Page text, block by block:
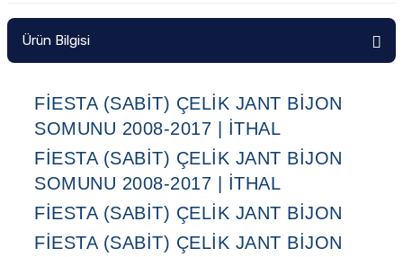
Ön/Arka Takımlar
Ürün Bilgisi
FIESTA (SABIT) ÇELIK JANT BIJON
SOMUNU 2008-2017 | İTHAL
FIESTA (SABIT) ÇELIK JANT BIJON
SOMUNU 2008-2017 | İTHAL
FIESTA (SABIT) ÇELIK JANT BIJON
FIESTA (SABIT) ÇELIK JANT BIJON